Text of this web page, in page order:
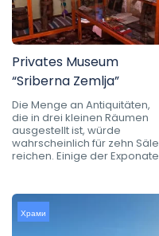
Privates Museum
“Sriberna Zemlja”
Die Menge an Antiquitäten,
die in drei kleinen Räumen
ausgestellt ist, würde
wahrscheinlich für zehn Säle
reichen. Einige der Exponate
Храми